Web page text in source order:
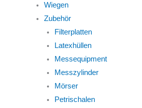
Wiegen
Zubehör
Filterplatten
Latexhüllen
Messequipment
Messzylinder
Mörser
Petrischalen